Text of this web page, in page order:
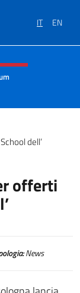
IT EN
menù
dell’
offerti
News